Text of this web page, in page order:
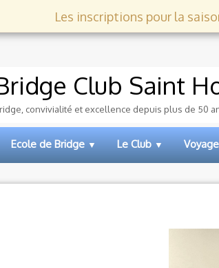
Les inscriptions pour la
Club Saint
convivialité et excellence depuis plus de 50
Ecole de Bridge ▼ Le Club ▼